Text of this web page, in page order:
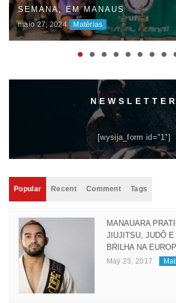
FAUD DÁ INÍCIO À 47ª EDIÇÃO
UNIVERSITÁRIOS DO
DISPUTAS ACIRRADAS
SEMANA, EM MANAUS
maio 27, 2024 Matérias
NEWSLETTER
[wysija_form id="1"]
Popular Recent Comment Tags
MANAUARA
JIUJITSU, JUDÔ E
BRILHA NA
May 23, 2017